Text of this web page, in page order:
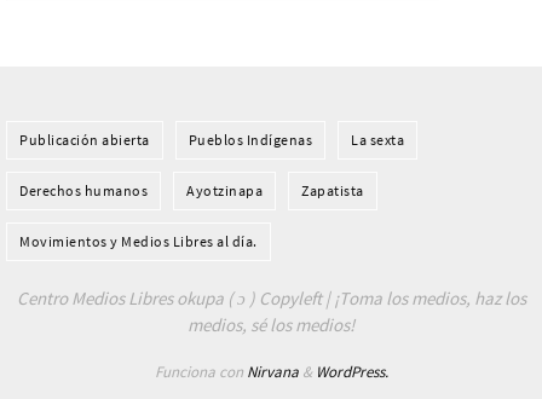
Publicación abierta Pueblos Indí­genas La sexta
Derechos humanos Ayotzinapa Zapatista
Movimientos y Medios Libres al día.
Centro Medios Libres okupa ( ɔ ) Copyleft | ¡Toma los medios, haz los
medios, sé los medios!
Funciona con Nirvana& WordPress.